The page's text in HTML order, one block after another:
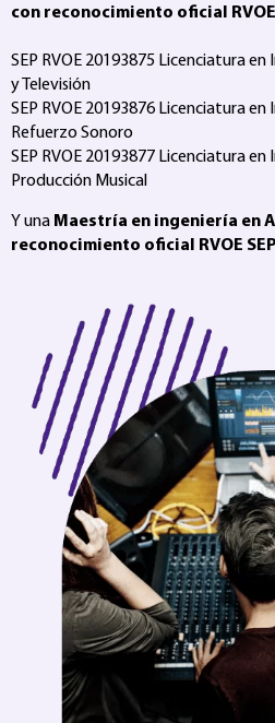
con reconocimiento oficial RVOE
SEP RVOE 20193875 Licenciatura
y Televisión
SEP RVOE 20193876 Licenciatura
Refuerzo Sonoro
SEP RVOE 20193877 Licenciatura
Producción Musical
Y una Maestría en ingeniería en
reconocimiento oficial RVOE